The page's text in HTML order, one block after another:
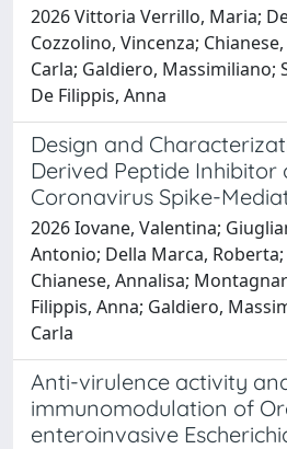
2026 Vittoria Verrillo, Maria;
Cozzolino, Vincenza;
Carla; Galdiero, Massimiliano;
De Filippis, Anna
Design and
Derived Peptide Inhibitor
Coronavirus Spike-
2026 Iovane, Valentina;
Antonio; Della Marca,
Chianese, Annalisa;
Filippis, Anna; Galdiero,
Carla
Anti-virulence activity
immunomodulation of
enteroinvasive